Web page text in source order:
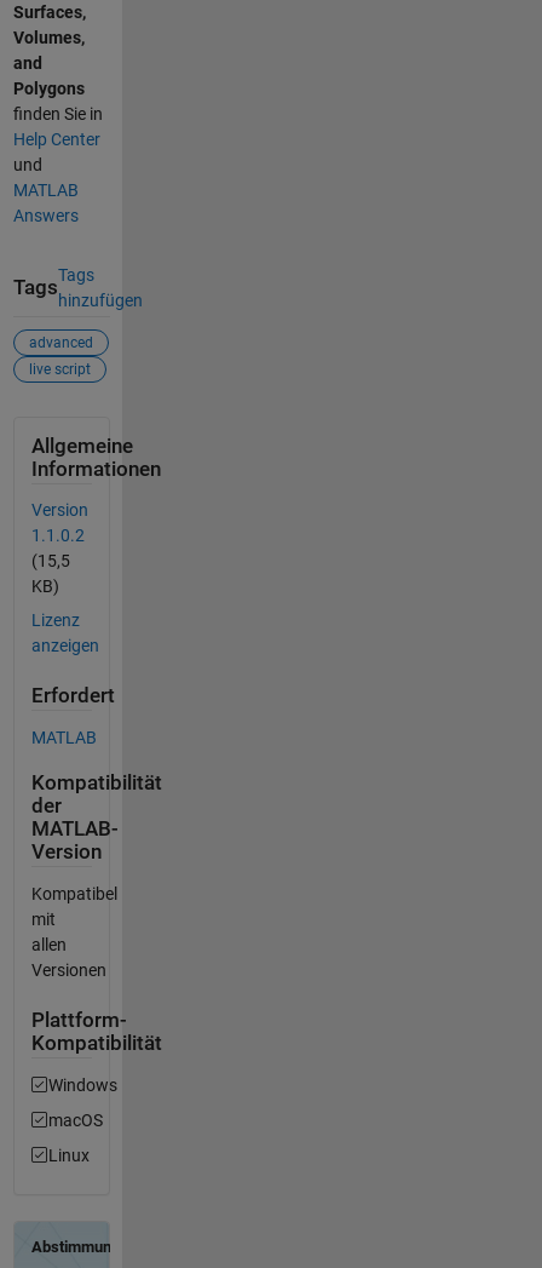
Surfaces,
Volumes,
and
Polygons
finden Sie in
Help Center
und
MATLAB
Answers
Tags
Tags
hinzufügen
advanced
live script
Allgemeine
Informationen
Version
1.1.0.2
(15,5
KB)
Lizenz
anzeigen
Erfordert
MATLAB
Kompatibilität
der
MATLAB-
Version
Kompatibel
mit
allen
Versionen
Plattform-
Kompatibilität
Windows
macOS
Linux